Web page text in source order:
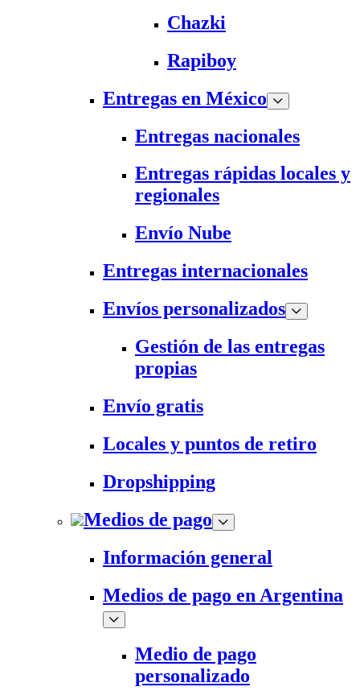
Chazki
Rapiboy
Entregas en México
Entregas nacionales
Entregas rápidas locales y
regionales
Envío Nube
Entregas internacionales
Envíos personalizados
Gestión de las entregas
propias
Envío gratis
Locales y puntos de retiro
Dropshipping
Medios de pago
Información general
Medios de pago en Argentina
Medio de pago
personalizado